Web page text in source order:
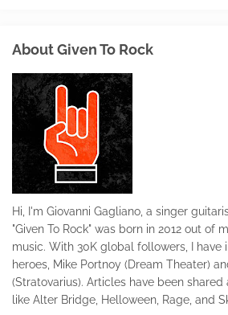
About Given To Rock
Hi, I'm Giovanni Gagliano, a singer
"Given To Rock" was born in 2012 out of
music. With 30K global followers, I have
heroes, Mike Portnoy (Dream Theater)
(Stratovarius). Articles have been
like Alter Bridge, Helloween, Rage, and